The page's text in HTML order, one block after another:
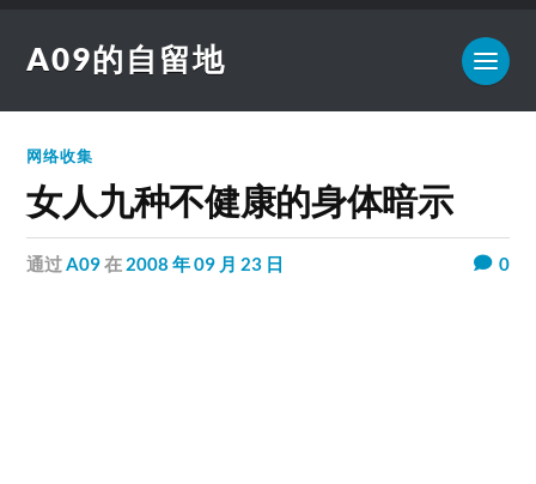
A09的自留地
网络收集
女人九种不健康的身体暗示
通过A09在 2008 年 09 月 23 日 0